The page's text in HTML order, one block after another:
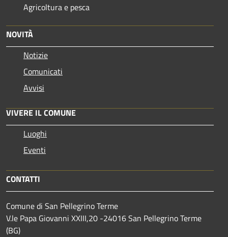
Agricoltura e pesca
NOVITÀ
Notizie
Comunicati
Avvisi
VIVERE IL COMUNE
Luoghi
Eventi
CONTATTI
Comune di San Pellegrino Terme
V.le Papa Giovanni XXIII,20 -24016 San Pellegrino Terme
(BG)